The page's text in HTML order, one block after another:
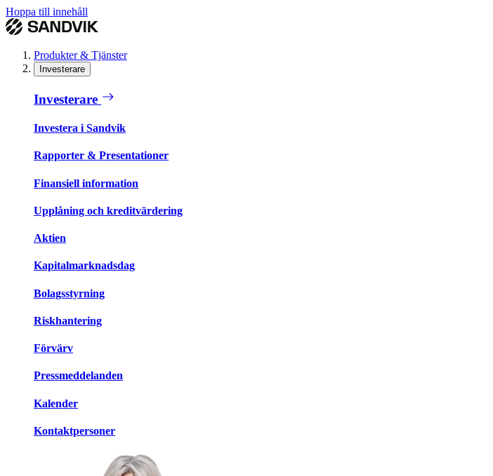
Hoppa till innehåll
Produkter & Tjänster
Investerare
Investerare
Investera i Sandvik
Rapporter & Presentationer
Finansiell information
Upplåning och kreditvärdering
Aktien
Kapitalmarknadsdag
Bolagsstyrning
Riskhantering
Förvärv
Pressmeddelanden
Kalender
Kontaktpersoner